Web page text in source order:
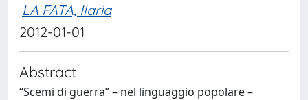
LA FATA, Ilaria
2012-01-01
Abstract
“Scemi di guerra” – nel linguaggio popolare –